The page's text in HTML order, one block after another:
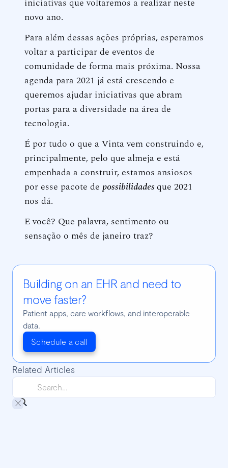
novo ano.
Para além dessas ações próprias, esperamos
voltar a participar de eventos de
comunidade de forma mais próxima. Nossa
agenda para 2021 já está crescendo e
queremos ajudar iniciativas que abram
portas para a diversidade na área de
tecnologia.
É por tudo o que a Vinta vem construindo e,
principalmente, pelo que almeja e está
empenhada a construir, estamos ansiosos
por esse pacote de possibilidades que 2021
nos dá.
E você? Que palavra, sentimento ou
sensação o mês de janeiro traz?
Building on an EHR and need to
move faster?
Patient apps, care workflows, and interoperable
data.
Schedule a call
Related Articles